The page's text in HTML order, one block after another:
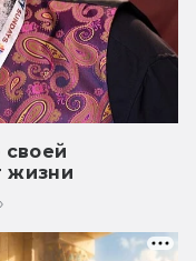
жизни